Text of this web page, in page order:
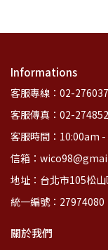
Informations
客服專線：02-
客服傳真：02-
客服時間：10:00am
信箱：
地址：台北市105松
統一編號：27974080
關於我們